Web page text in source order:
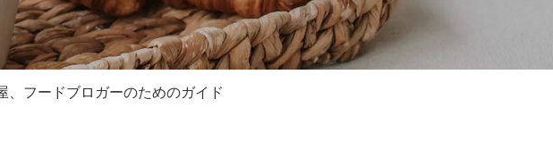
、フードブロガーのためのガイド